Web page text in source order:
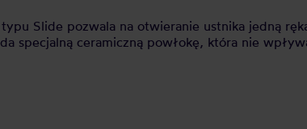
Slide pozwala na otwieranie ustnika jedną
ceramiczną powłokę, która nie